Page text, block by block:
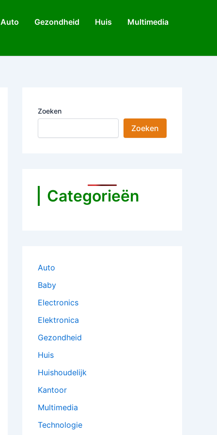
Auto Gezondheid Huis Multimedia
Zoeken
Zoeken
Categorieën
Auto
Baby
Electronics
Elektronica
Gezondheid
Huis
Huishoudelijk
Kantoor
Multimedia
Technologie